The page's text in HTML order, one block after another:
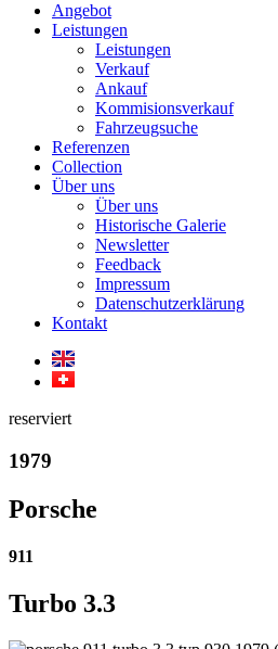
Angebot
Leistungen
Leistungen
Verkauf
Ankauf
Kommisionsverkauf
Fahrzeugsuche
Referenzen
Collection
Über uns
Über uns
Historische Galerie
Newsletter
Feedback
Impressum
Datenschutzerklärung
Kontakt
reserviert
1979
Porsche
911
Turbo 3.3